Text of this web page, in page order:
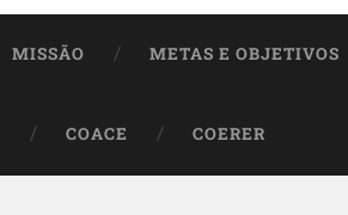
MISSÃO METAS E OBJETIVOS
COACE COERER